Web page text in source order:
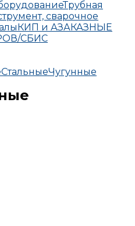
Трубная
сварочное
КИП и АЗАКАЗНЫЕ
СБИС
СтальныеЧугунные